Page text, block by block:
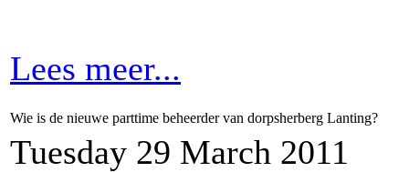
Lees meer...
Wie is de nieuwe parttime beheerder van dorpsherberg Lanting?
Tuesday 29 March 2011